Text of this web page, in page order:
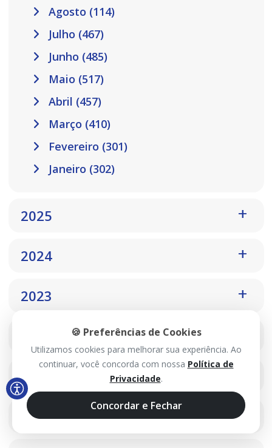
Agosto (114)
Julho (467)
Junho (485)
Maio (517)
Abril (457)
Março (410)
Fevereiro (301)
Janeiro (302)
2025
2024
2023
2021
2020
🍪 Preferências de Cookies
Utilizamos cookies para melhorar sua experiência. Ao
continuar, você concorda com nossa Política de
Privacidade.
Concordar e Fechar